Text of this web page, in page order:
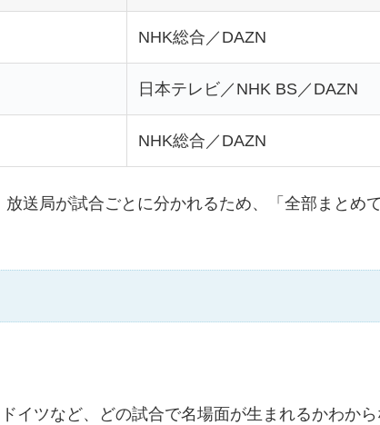
NHK総合／DAZN
日本テレビ／NHK BS／DAZN
NHK総合／DAZN
送局が試合ごとに分かれるため、「全部まとめ
イツなど、どの試合で名場面が生まれるかわか